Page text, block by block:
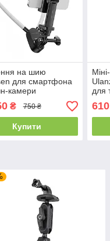
на шию
для смартфона
камери
₴ 750 ₴
Купити
для
610